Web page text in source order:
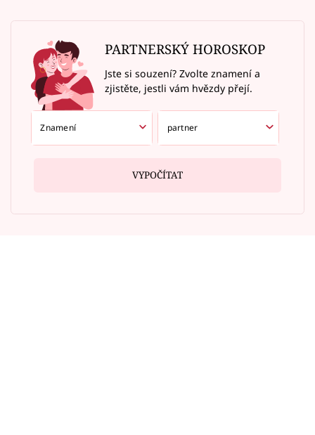
PARTNERSKÝ HOROSKOP
Jste si souzení? Zvolte znamení a
zjistěte, jestli vám hvězdy přejí.
VYPOČÍTAT